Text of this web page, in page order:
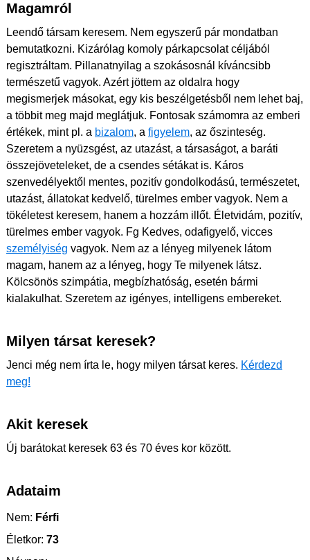
Magamról
Leendő társam keresem. Nem egyszerű pár mondatban
bemutatkozni. Kizárólag komoly párkapcsolat céljából
regisztráltam. Pillanatnyilag a szokásosnál kíváncsibb
természetű vagyok. Azért jöttem az oldalra hogy
megismerjek másokat, egy kis beszélgetésből nem lehet baj,
a többit meg majd meglátjuk. Fontosak számomra az emberi
értékek, mint pl. a bizalom, a figyelem, az őszinteség.
Szeretem a nyüzsgést, az utazást, a társaságot, a baráti
összejöveteleket, de a csendes sétákat is. Káros
szenvedélyektől mentes, pozitív gondolkodású, természetet,
utazást, állatokat kedvelő, türelmes ember vagyok. Nem a
tökéletest keresem, hanem a hozzám illőt. Életvidám, pozitív,
türelmes ember vagyok. Fg Kedves, odafigyelő, vicces
személyiség vagyok. Nem az a lényeg milyenek látom
magam, hanem az a lényeg, hogy Te milyenek látsz.
Kölcsönös szimpátia, megbízhatóság, esetén bármi
kialakulhat. Szeretem az igényes, intelligens embereket.
Milyen társat keresek?
Jenci még nem írta le, hogy milyen társat keres. Kérdezd
meg!
Akit keresek
Új barátokat keresek 63 és 70 éves kor között.
Adataim
Nem: Férfi
Életkor: 73